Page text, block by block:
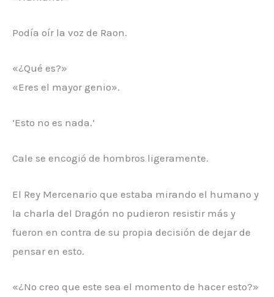
Podía oír la voz de Raon.
«¿Qué es?»
«Eres el mayor genio».
‘Esto no es nada.’
Cale se encogió de hombros ligeramente.
El Rey Mercenario que estaba mirando el humano y
la charla del Dragón no pudieron resistir más y
fueron en contra de su propia decisión de dejar de
pensar en esto.
«¿No creo que este sea el momento de hacer esto?»